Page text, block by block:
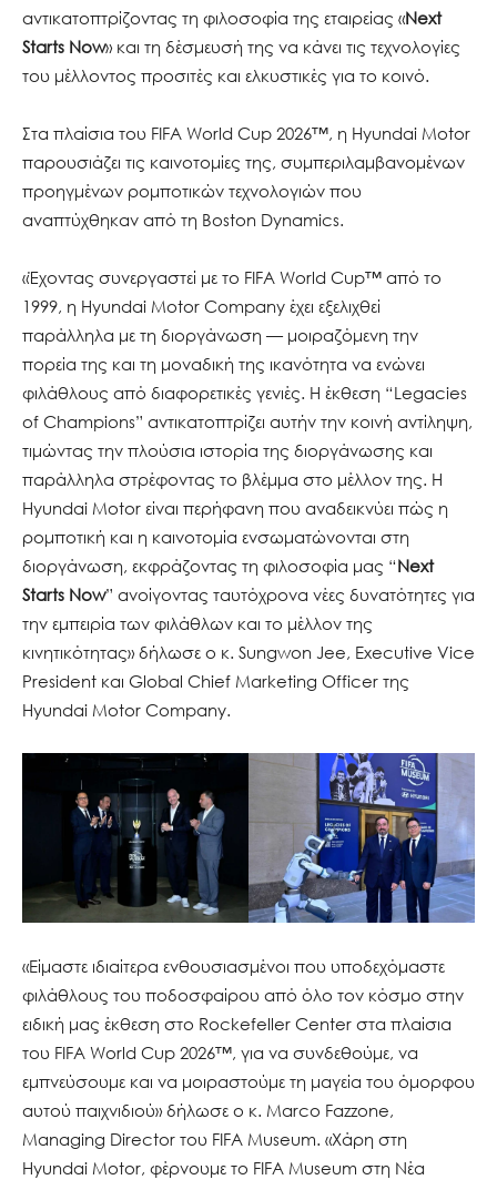
αντικατοπτρίζοντας τη φιλοσοφία της εταιρείας «Next
Starts Now» και τη δέσμευσή της να κάνει τις τεχνολογίες
του μέλλοντος προσιτές και ελκυστικές για το κοινό.
Στα πλαίσια του FIFA World Cup 2026™, η Hyundai Motor
παρουσιάζει τις καινοτομίες της, συμπεριλαμβανομένων
προηγμένων ρομποτικών τεχνολογιών που
αναπτύχθηκαν από τη Boston Dynamics.
«Έχοντας συνεργαστεί με το FIFA World Cup™ από το
1999, η Hyundai Motor Company έχει εξελιχθεί
παράλληλα με τη διοργάνωση — μοιραζόμενη την
πορεία της και τη μοναδική της ικανότητα να ενώνει
φιλάθλους από διαφορετικές γενιές. Η έκθεση “Legacies
of Champions” αντικατοπτρίζει αυτήν την κοινή αντίληψη,
τιμώντας την πλούσια ιστορία της διοργάνωσης και
παράλληλα στρέφοντας το βλέμμα στο μέλλον της. Η
Hyundai Motor είναι περήφανη που αναδεικνύει πώς η
ρομποτική και η καινοτομία ενσωματώνονται στη
διοργάνωση, εκφράζοντας τη φιλοσοφία μας “Next
Starts Now” ανοίγοντας ταυτόχρονα νέες δυνατότητες για
την εμπειρία των φιλάθλων και το μέλλον της
κινητικότητας» δήλωσε ο κ. Sungwon Jee, Executive Vice
President και Global Chief Marketing Officer της
Hyundai Motor Company.
«Είμαστε ιδιαίτερα ενθουσιασμένοι που υποδεχόμαστε
φιλάθλους του ποδοσφαίρου από όλο τον κόσμο στην
ειδική μας έκθεση στο Rockefeller Center στα πλαίσια
του FIFA World Cup 2026™, για να συνδεθούμε, να
εμπνεύσουμε και να μοιραστούμε τη μαγεία του όμορφου
αυτού παιχνιδιού» δήλωσε ο κ. Marco Fazzone,
Managing Director του FIFA Museum. «Χάρη στη
Hyundai Motor, φέρνουμε το FIFA Museum στη Νέα